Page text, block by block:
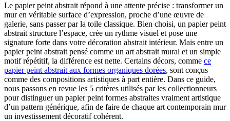
Le papier peint abstrait répond à une attente précise : transformer un
mur en véritable surface d’expression, proche d’une œuvre de
galerie, sans passer par la toile classique. Bien choisi, un papier peint
abstrait structure l’espace, crée un rythme visuel et pose une
signature forte dans votre décoration abstrait intérieur. Mais entre un
papier peint abstrait pensé comme un art abstrait mural et un simple
motif répétitif, la différence est nette. Certains décors, comme ce
papier peint abstrait aux formes organiques dorées, sont conçus
comme des compositions artistiques à part entière. Dans ce guide,
nous passons en revue les 5 critères utilisés par les collectionneurs
pour distinguer un papier peint formes abstraites vraiment artistique
d’un pattern générique, afin de faire de chaque art contemporain mur
un investissement décoratif cohérent.